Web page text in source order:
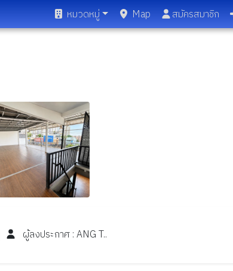
หมวดหมู่ Map สมัครสมาชิก
ผู้ลงประกาศ :ANGT..